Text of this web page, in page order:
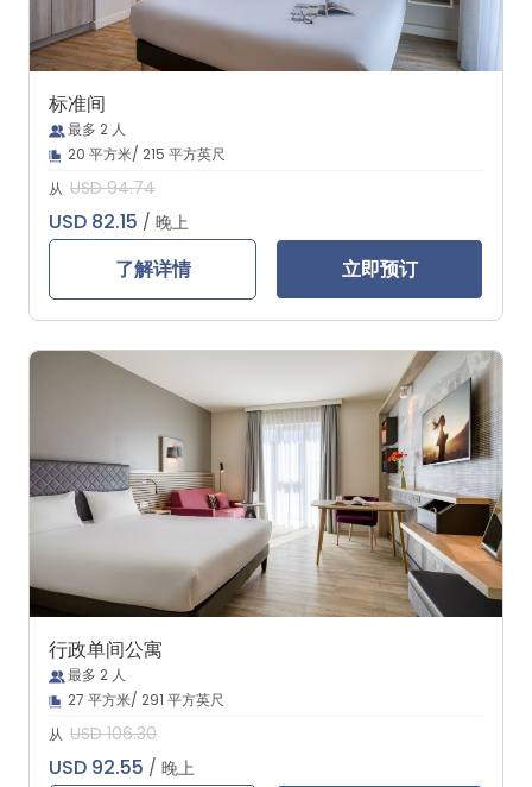
标准间
最多 2 人
20 平方米/ 215 平方英尺
从 USD 94.74
USD 82.15 / 晚上
了解详情 立即预订
行政单间公寓
最多 2 人
27 平方米/ 291 平方英尺
从 USD 106.30
USD 92.55 / 晚上